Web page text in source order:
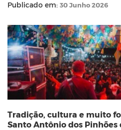
Publicado em: 30 Junho 2026
Tradição, cultura e muito
Santo Antônio dos Pinhões